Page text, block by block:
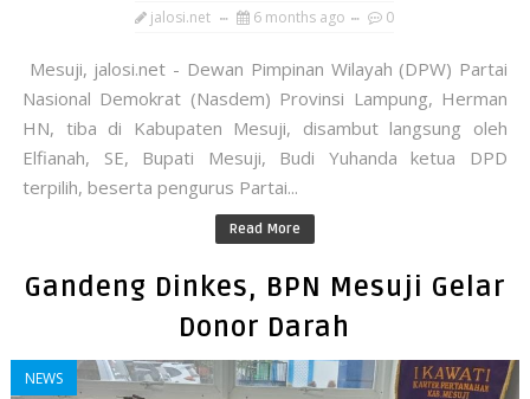
jalosi.net 6 months ago 0
Mesuji, jalosi.net - Dewan Pimpinan Wilayah (DPW) Partai
Nasional Demokrat (Nasdem) Provinsi Lampung, Herman
HN, tiba di Kabupaten Mesuji, disambut langsung oleh
Elfianah, SE, Bupati Mesuji, Budi Yuhanda ketua DPD
terpilih, beserta pengurus Partai...
Read More
Gandeng Dinkes, BPN Mesuji Gelar
Donor Darah
NEWS